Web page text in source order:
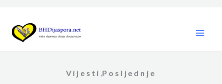
content
Vijesti ,Posljednje